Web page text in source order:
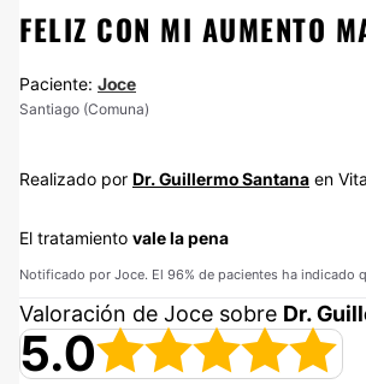
FELIZ CON MI AUMENTO
Paciente: Joce
Santiago (Comuna)
Realizado por Dr. Guillermo Santana en
El tratamiento vale la pena
Notificado por Joce. El 96% de pacientes ha indicado
Valoración de Joce sobre Dr.
5.0